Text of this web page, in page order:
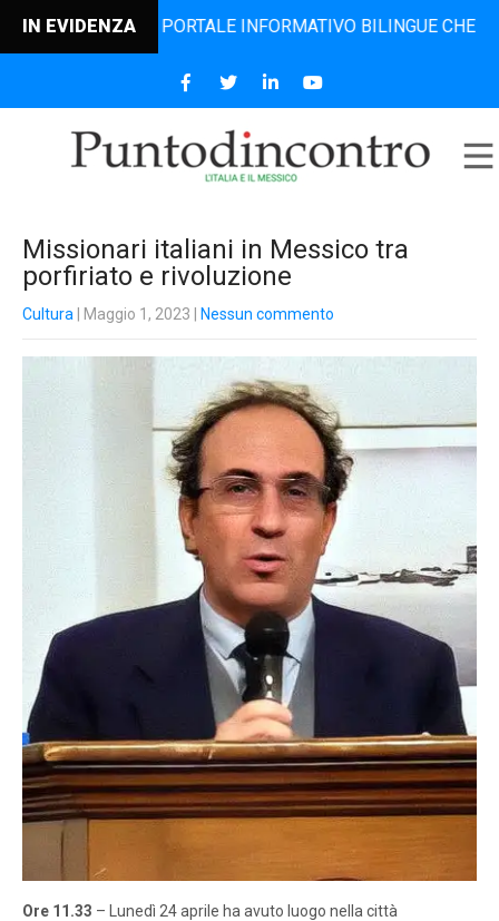
IN EVIDENZAIL PORTALE INFORMATIVO BILINGUE CHE DAL
Missionari italiani in Messico tra
porfiriato e rivoluzione
Cultura | Maggio 1, 2023 Nessun commento
Ore 11.33 – Lunedì 24 aprile ha avuto luogo nella città